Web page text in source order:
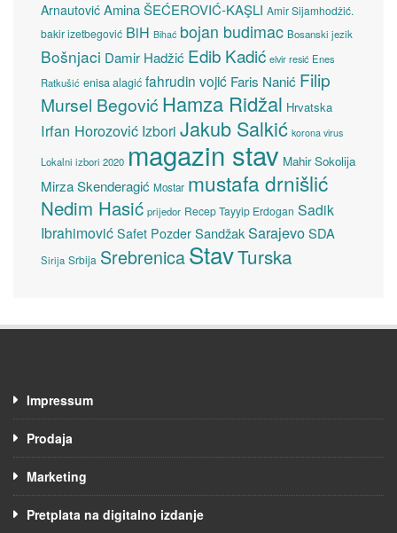
Arnautović Amina ŠEĆEROVIĆ-KAŞLI Amir Sijamhodžić.
bakir izetbegović BiH Bihać bojan budimac Bosanski jezik
Bošnjaci Damir Hadžić Edib Kadić elvir resić Enes
Ratkušić enisa alagić fahrudin vojić Faris Nanić Filip
Mursel Begović Hamza Ridžal Hrvatska
Irfan Horozović Izbori Jakub Salkić korona virus
Lokalni izbori 2020 magazin stav Mahir Sokolija
Mirza Skenderagić Mostar mustafa drnišlić
Nedim Hasić prijedor Recep Tayyip Erdogan Sadik
Ibrahimović Safet Pozder SandžakSarajevoSDA
Sirija Srbija SrebrenicaStavTurska
Impressum
Prodaja
Marketing
Pretplata na digitalno izdanje